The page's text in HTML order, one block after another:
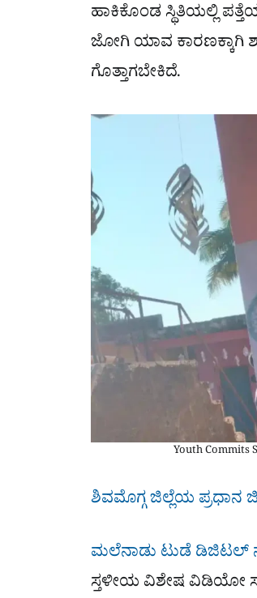
ಹಾಕಿಕೊಂಡ ಸ್ಥಿತಿಯಲ್ಲಿ
ಜೋಗಿ ಯಾವ ಕಾರಣಕ್ಕಾಗಿ
ಗೊತ್ತಾಗಬೇಕಿದೆ.
Youth Commits
ಶಿವಮೊಗ್ಗ ಜಿಲ್ಲೆಯ ಪ್ರಧಾನ
ಮಲೆನಾಡು ಟುಡೆ ಡಿಜಿಟಲ್
ಸ್ತಳೀಯ ವಿಶೇಷ ವಿಡಿಯೋ